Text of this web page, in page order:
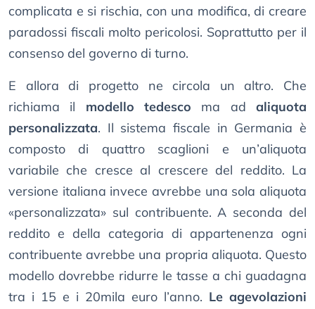
complicata e si rischia, con una modifica, di creare
paradossi fiscali molto pericolosi. Soprattutto per il
consenso del governo di turno.
E allora di progetto ne circola un altro. Che
richiama il modello tedesco ma adaliquota
personalizzata. Il sistema fiscale in Germania è
composto di quattro scaglioni e un’aliquota
variabile che cresce al crescere del reddito. La
versione italiana invece avrebbe una sola aliquota
«personalizzata» sul contribuente. A seconda del
reddito e della categoria di appartenenza ogni
contribuente avrebbe una propria aliquota. Questo
modello dovrebbe ridurre le tasse a chi guadagna
tra i 15 e i 20mila euro l’anno. Le agevolazioni